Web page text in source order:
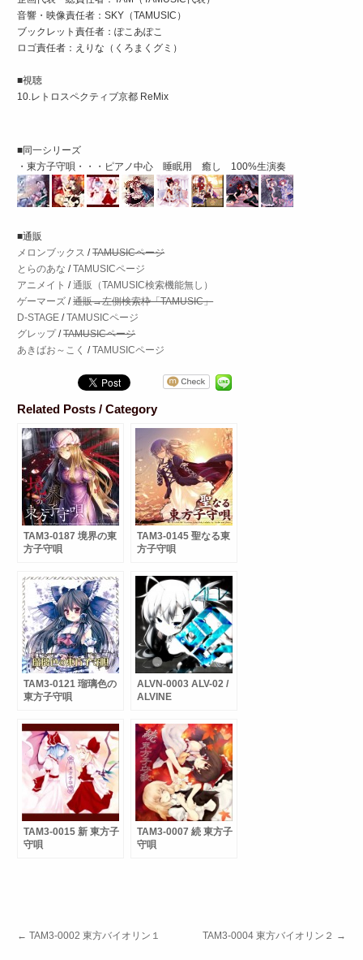
音響・映像責任者：SKY（TAMUSIC）
ブックレット責任者：ぽこあぽこ
ロゴ責任者：えりな（くろまくグミ）
■視聴
10.レトロスペクティブ京都 ReMix
■同一シリーズ
・東方子守唄・・・ピアノ中心 睡眠用 癒し 100%生演奏
■通販
メロンブックス /TAMUSICページ
とらのあな /TAMUSICページ
アニメイト /通販（TAMUSIC検索機能無し）
ゲーマーズ /通販→左側検索枠「TAMUSIC」
D-STAGE /TAMUSICページ
グレップ/TAMUSICページ
あきばお～こく /TAMUSICページ
Related Posts / Category
TAM3-0187 境界の東
方子守唄
TAM3-0145 聖なる東
方子守唄
TAM3-0121 瑠璃色の
東方子守唄
ALVN-0003 ALV-02 /
ALVINE
TAM3-0015 新 東方子
守唄
TAM3-0007 続 東方子
守唄
← TAM3-0002 東方バイオリン１ TAM3-0004 東方バイオリン２ →